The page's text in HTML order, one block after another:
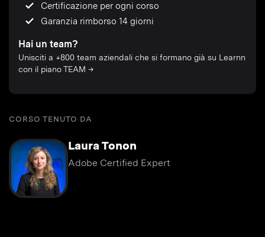
Certificazione per ogni corso
Garanzia rimborso 14 giorni
Hai un team?
Unisciti a +800 team aziendali che si formano già su Learnn
con il piano TEAM →
CORSO TENUTO DA
Laura Tonon
Adobe Certified Expert